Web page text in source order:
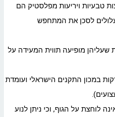
טבעיות ויריעות מפלסטיק הם
לסכן את המתחפש
שעליהן מופיעה תווית המעידה על
במכון התקנים הישראלי ועומדת
לוחצת על הגוף, וכי ניתן לנוע